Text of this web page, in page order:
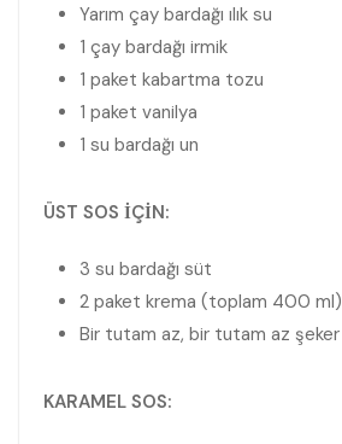
Yarım çay bardağı ılık su
1 çay bardağı irmik
1 paket kabartma tozu
1 paket vanilya
1 su bardağı un
ÜST SOS İÇİN:
3 su bardağı süt
2 paket krema (toplam 400 ml)
Bir tutam az, bir tutam az şeker
KARAMEL SOS: